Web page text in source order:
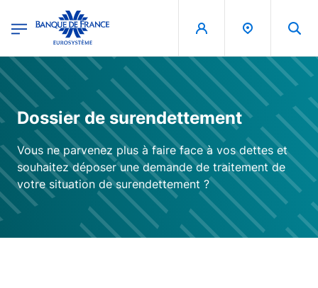
Banque de France - Menu Principal
Dossier de surendettement
Vous ne parvenez plus à faire face à vos dettes et
souhaitez déposer une demande de traitement de
votre situation de surendettement ?